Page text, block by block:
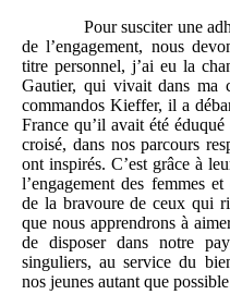
Pour susciter une
de l’engagement, nous
titre personnel, j’ai eu la
Gautier, qui vivait dans ma
commandos Kieffer, il a
France qu’il avait été
croisé, dans nos parcours
ont inspirés. C’est grâce à
l’engagement des femmes
de la bravoure de ceux qui
que nous apprendrons à
de disposer dans notre
singuliers, au service du
nos jeunes autant que